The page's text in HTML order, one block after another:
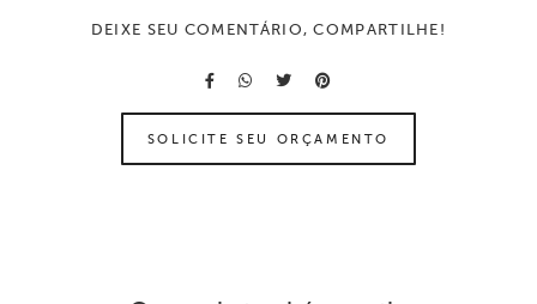
DEIXE SEU COMENTÁRIO, COMPARTILHE!
SOLICITE SEU ORÇAMENTO